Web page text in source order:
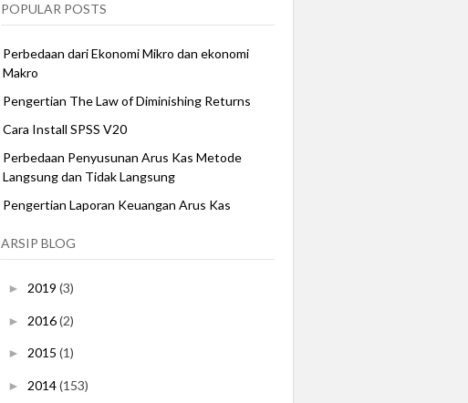
POPULAR POSTS
Perbedaan dari Ekonomi Mikro dan ekonomi
Makro
Pengertian The Law of Diminishing Returns
Cara Install SPSS V20
Perbedaan Penyusunan Arus Kas Metode
Langsung dan Tidak Langsung
Pengertian Laporan Keuangan Arus Kas
ARSIP BLOG
► 2019 (3)
► 2016(2)
► 2015 (1)
► 2014(153)